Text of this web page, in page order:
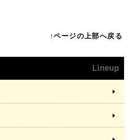
↑ページの上部へ戻る
Lineup